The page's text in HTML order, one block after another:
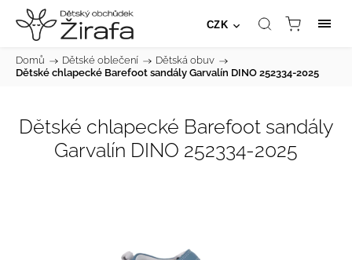
CZK
Domů / Dětské oblečení / Dětská obuv /
Dětské chlapecké Barefoot sandály Garvalín DINO 252334-2025
Dětské chlapecké Barefoot sandály
Garvalín DINO 252334-2025